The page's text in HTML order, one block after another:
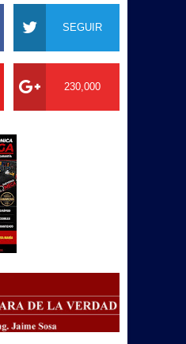
SEGUIR
230,000